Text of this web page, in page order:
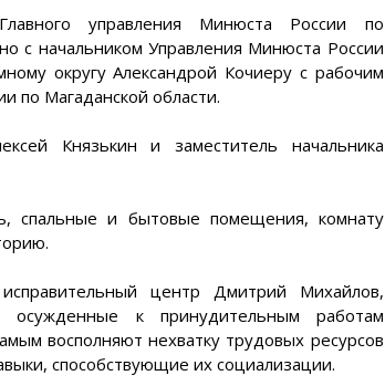
управления Минюста России по
с начальником Управления Минюста России
округу Александрой Кочиеру с рабочим
Магаданской области.
Князькин и заместитель начальника
спальные и бытовые помещения, комнату
центр Дмитрий Михайлов,
к принудительным работам
восполняют нехватку трудовых ресурсов
способствующие их социализации.